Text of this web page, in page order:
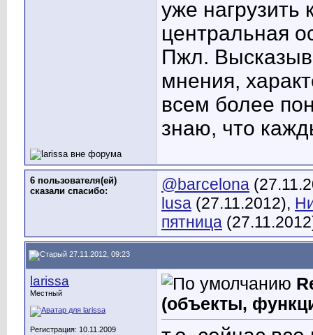
уже нагрузить
центральная
Пжл.
мнения,
всем более
знаю, что
6 пользователя(ей)
сказали cпасибо:
@barcelona
lusa (27.11.2012),
пятница
27.11.2012, 09:23
larissa
Местный
Регистрация: 10.11.2009
(объекты,